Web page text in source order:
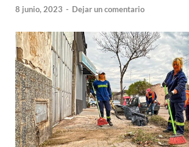
8 junio, 2023 - Dejar un comentario